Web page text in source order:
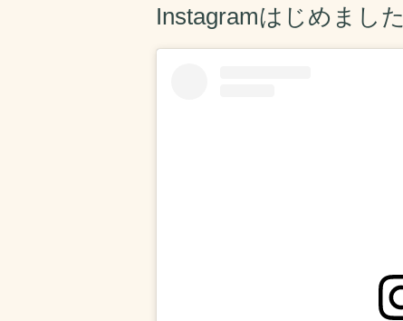
Instagramはじめました